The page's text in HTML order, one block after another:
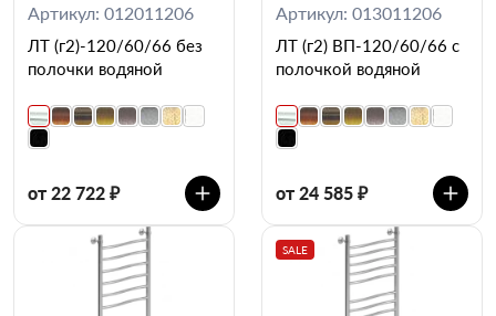
Артикул: 012011206
ЛТ (г2)-120/60/66 без
полочки водяной
от 22 722 ₽
Артикул: 013011206
ЛТ (г2) ВП-120/60/66 с
полочкой водяной
от 24 585 ₽
SALE